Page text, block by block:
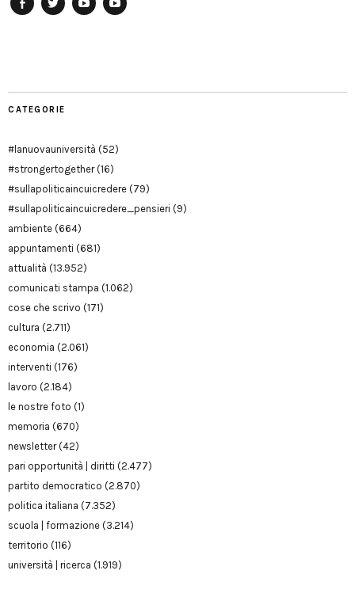
CATEGORIE
#lanuovauniversità (52)
#strongertogether(16)
#sullapoliticaincuicredere (79)
#sullapoliticaincuicredere_pensieri (9)
ambiente (664)
appuntamenti (681)
attualità (13.952)
comunicati stampa (1.062)
cose che scrivo (171)
cultura (2.711)
economia (2.061)
interventi (176)
lavoro (2.184)
le nostre foto (1)
memoria (670)
newsletter(42)
pari opportunità | diritti (2.477)
partito democratico (2.870)
politica italiana (7.352)
scuola | formazione (3.214)
territorio (116)
università | ricerca (1.919)